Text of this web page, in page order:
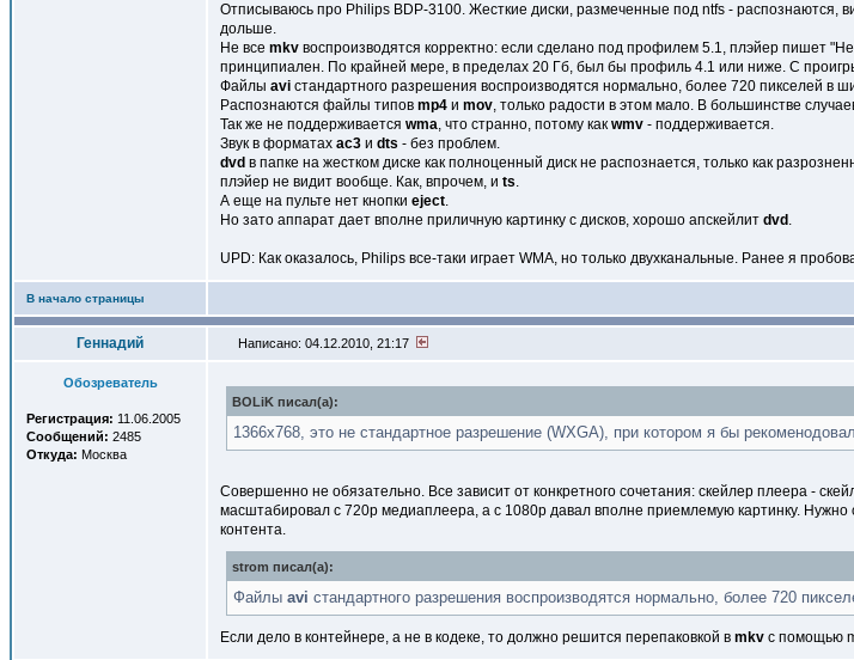
Отписываюсь про Philips BDP-3100. Жесткие диски, размеченные под ntfs - распознаются,
дольше.
Не все mkv воспроизводятся корректно: если сделано под профилем 5.1, плэйер пишет
принципиален. По крайней мере, в пределах 20 Гб, был бы профиль 4.1 или ниже. С
Файлы avi стандартного разрешения воспроизводятся нормально, более 720 пикселей в
Распознаются файлы типов mp4 и mov, только радости в этом мало. В большинстве
Так же не поддерживается wma, что странно, потому как wmv - поддерживается.
Звук в форматах ас3 и dts - без проблем.
dvd в папке на жестком диске как полноценный диск не распознается, только как
плэйер не видит вообще. Как, впрочем, и ts.
А еще на пульте нет кнопки eject.
Но зато аппарат дает вполне приличную картинку с дисков, хорошо апскейлит dvd .
UPD: Как оказалось, Philips все-таки играет WMA, но только двухканальные. Ранее я
В начало страницы
Геннадий Написано: 04.12.2010, 21:17
Обозреватель
Регистрация: 11.06.2005
Сообщений: 2485
Откуда: Москва
BOLiK писал(a):
1366x768, это не стандартное разрешение (WXGA), при котором я бы
Совершенно не обязательно. Все зависит от конкретного сочетания: скейлер плеера -
масштабировал с 720p медиаплеера, а с 1080p давал вполне приемлемую картинку. Нужно
контента.
strom писал(a):
Файлы avi стандартного разрешения воспроизводятся нормально, более 720
Если дело в контейнере, а не в кодеке, то должно решится перепаковкой в mkv с помощью